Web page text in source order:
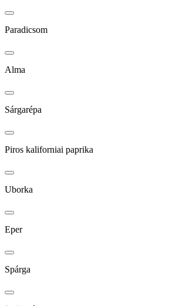
Paradicsom
Alma
Sárgarépa
Piros kaliforniai paprika
Uborka
Eper
Spárga